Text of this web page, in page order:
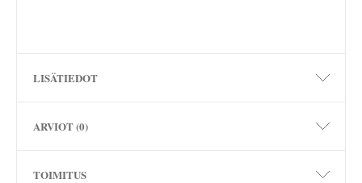
LISÄTIEDOT
ARVIOT (0)
TOIMITUS